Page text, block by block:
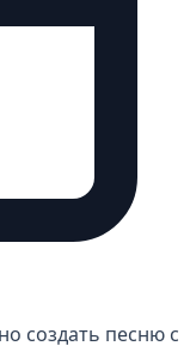
создать песню с